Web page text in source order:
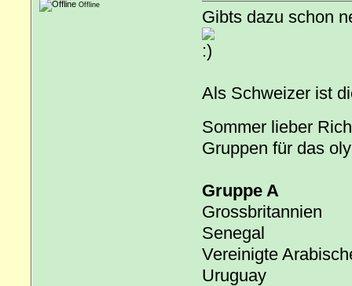
Offline
Gibts dazu schon
Als Schweizer ist
Sommer lieber
Gruppen für das
Gruppe A
Grossbritannien
Senegal
Vereinigte
Uruguay